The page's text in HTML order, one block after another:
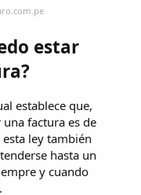
estar
establece que,
factura es de
ley también
hasta un
y cuando